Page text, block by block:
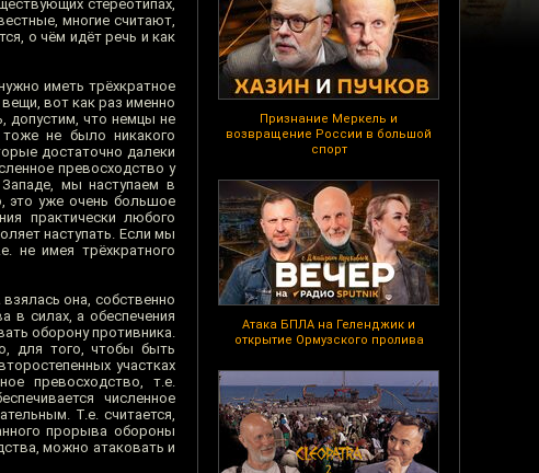
Признание Меркель и
возвращение России в большой
спорт
Атака БПЛА на Геленджик и
открытие Ормузского пролива
стереотипах,
многие считают,
о чём идёт речь и как
иметь трёхкратное
вот как раз именно
допустим, что немцы не
не было никакого
достаточно далеки
превосходство у
мы наступаем в
это уже очень большое
практически любого
наступать. Если мы
не имея трёхкратного
она, собственно
в силах, а обеспечения
оборону противника.
для того, чтобы быть
участках
превосходство, т.е.
численное
Т.е. считается,
прорыва обороны
можно атаковать и